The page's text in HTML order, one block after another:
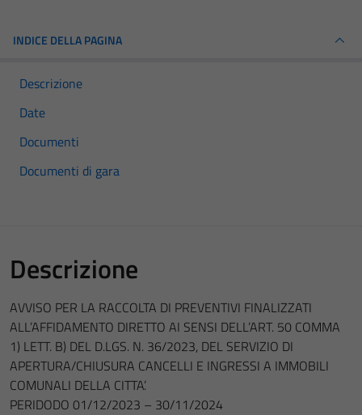
INDICE DELLA PAGINA
Descrizione
Date
Documenti
Documenti di gara
Descrizione
AVVISO PER LA RACCOLTA DI PREVENTIVI FINALIZZATI
ALL’AFFIDAMENTO DIRETTO AI SENSI DELL’ART. 50 COMMA
1) LETT. B) DEL D.LGS. N. 36/2023, DEL SERVIZIO DI
APERTURA/CHIUSURA CANCELLI E INGRESSI A IMMOBILI
COMUNALI DELLA CITTA’.
PERIDODO 01/12/2023 – 30/11/2024